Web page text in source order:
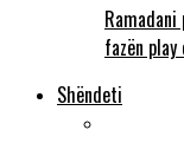
fazën play
Shëndeti